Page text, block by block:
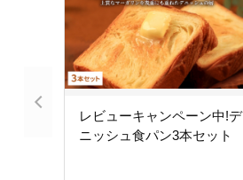
レビューキャンペーン中!デ
ニッシュ食パン3本セット